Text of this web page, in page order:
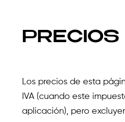
PRECIOS
Los precios de esta
IVA (cuando este
aplicación), pero